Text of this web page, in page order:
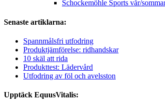
Schockemöhle Sports vår/
Senaste artiklarna:
Spannmålsfri utfodring
Produktjämförelse: ridhandskar
10 skäl att rida
Produkttest: Lädervård
Utfodring av föl och avelsston
Upptäck EquusVitalis: